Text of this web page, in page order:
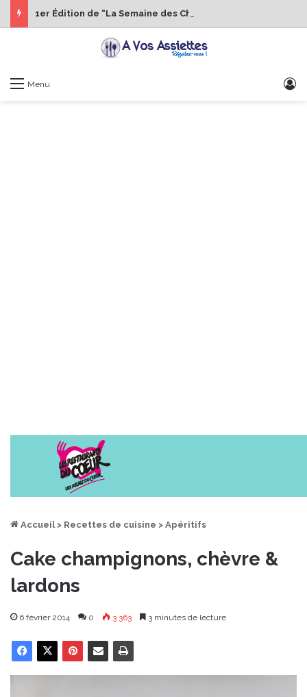
Menu
Accueil > Recettes de cuisine > Apéritifs
Cake champignons, chèvre &
lardons
6 février 2014 0 3 363 3 minutes de lecture